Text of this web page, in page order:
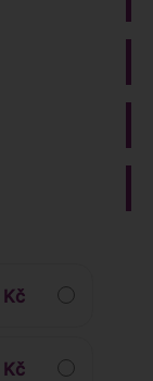
Kč